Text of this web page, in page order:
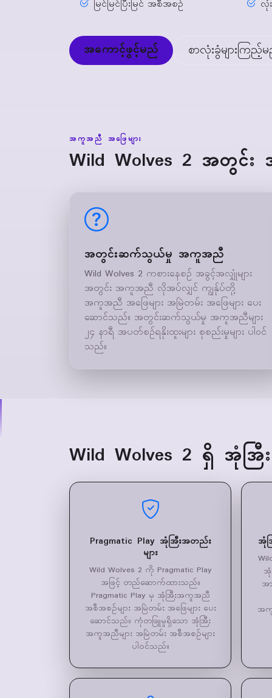
မြင်မြင်ပြီးမြင် အစီအစဉ် လုံ
အကောင့်ဖွင့်မည် စာလုံးခွံများကြည့်
အကူအညီ အဖြေများ
Wild Wolves 2 အတွင်
အတွင်းဆက်သွယ်မှု အကူအညီ
Wild Wolves 2 ကစားနေစဉ် အခွင့်အလျှုံများ
အတွင်း အကူအညီ လိုအပ်လျှင် ကျွန်ုပ်တို့
အကူအညီ အဖြေများ အမြဲတမ်း အဖြေများ ပေး
ဆောင်သည်။ အတွင်းဆက်သွယ်မှု အကူအညီများ
၂၄ နာရီ အပတ်စဉ်ရနိုးထူးများ စုစည်းမှုများ ပါဝင်
သည်။
Wild Wolves 2 ရှိ အုံ
Pragmatic Play အုံအြီးအတည်း
များ
Wild Wolves 2 ကို Pragmatic Play
အဖြင့် တည်ဆောက်ထားသည်။
Pragmatic Play မှ အုံအြီးအကူအညီ
အစီအစဉ်များ အမြဲတမ်း အဖြေများ ပေး
ဆောင်သည်။ ကုံတဖြူမှုရှိသော အုံအြီး
အကူအညီများ အမြဲတမ်း အစီအစဉ်များ
ပါဝင်သည်။
အုံ
အုံ
အ
အကူ